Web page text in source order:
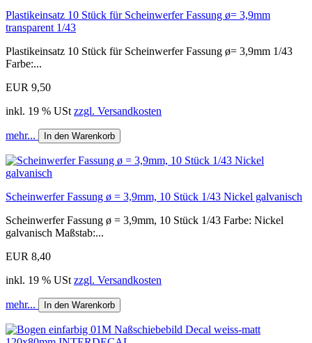
Plastikeinsatz 10 Stück für Scheinwerfer Fassung ø= 3,9mm
transparent 1/43
Plastikeinsatz 10 Stück für Scheinwerfer Fassung ø= 3,9mm 1/43
Farbe:...
EUR 9,50
inkl. 19 % USt zzgl. Versandkosten
mehr... In den Warenkorb
Scheinwerfer Fassung ø = 3,9mm, 10 Stück 1/43 Nickel galvanisch
Scheinwerfer Fassung ø = 3,9mm, 10 Stück 1/43 Farbe: Nickel
galvanisch Maßstab:...
EUR 8,40
inkl. 19 % USt zzgl. Versandkosten
mehr... In den Warenkorb